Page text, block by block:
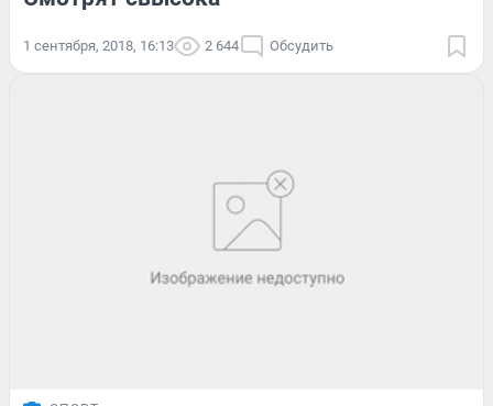
1 сентября, 2018, 16:13 2 644 Обсудить